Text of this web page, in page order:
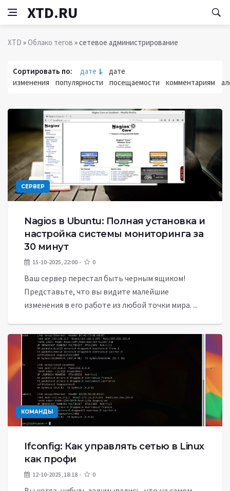
XTD.RU
XTD »Облако тегов » сетевое администрирование
Сортировать по: дате
дате
изменения
популярности посещаемости комментариям
СЕРВЕР
Nagios в Ubuntu: Полная установка и
настройка системы мониторинга за
30 минут
15-10-2025, 22:00 0
Ваш сервер перестал быть черным ящиком!
Представьте, что вы видите малейшие
изменения в его работе из любой точки мира. ...
КОМАНДЫ
Ifconfig: Как управлять сетью в Linux
как профи
12-10-2025, 18:18 0